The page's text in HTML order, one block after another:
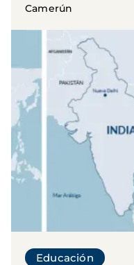
Camerún
Educación